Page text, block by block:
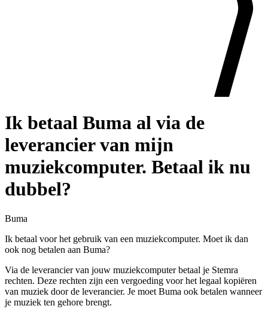
Ik betaal Buma al via de
leverancier van mijn
muziekcomputer. Betaal ik nu
dubbel?
Buma
Ik betaal voor het gebruik van een muziekcomputer. Moet ik dan
ook nog betalen aan Buma?
Via de leverancier van jouw muziekcomputer betaal je Stemra
rechten. Deze rechten zijn een vergoeding voor het legaal kopiëren
van muziek door de leverancier. Je moet Buma ook betalen wanneer
je muziek ten gehore brengt.